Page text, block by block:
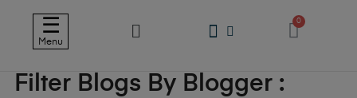
Navegación
de
palanca
☰
Menu
Filter Blogs By Blogger :